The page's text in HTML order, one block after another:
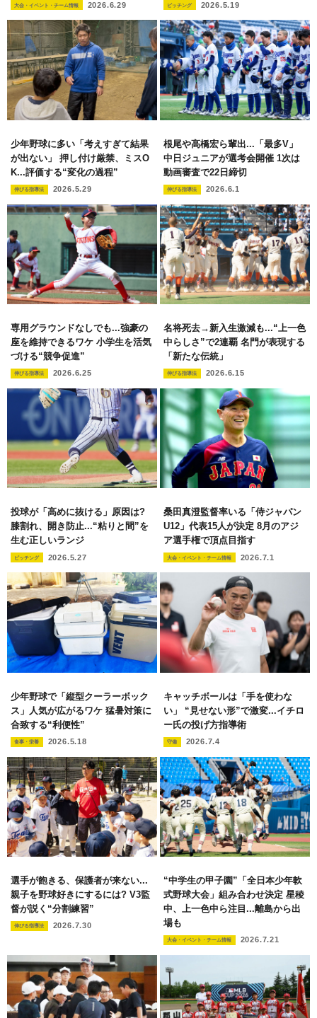
大会・イベント・チーム情報 2026.6.29 ピッチング 2026.5.19
少年野球に多い「考えすぎて結果
が出ない」 押し付け厳禁、ミスO
K...評価する“変化の過程”
伸びる指導法 2026.5.29
根尾や高橋宏ら輩出...「最多V」
中日ジュニアが選考会開催 1次は
動画審査で22日締切
伸びる指導法 2026.6.1
専用グラウンドなしでも...強豪の
座を維持できるワケ 小学生を活気
づける“競争促進”
伸びる指導法 2026.6.25
名将死去→新入生激減も...“上一色
中らしさ”で2連覇 名門が表現する
「新たな伝統」
伸びる指導法 2026.6.15
投球が「高めに抜ける」原因は?
膝割れ、開き防止...“粘りと間”を
生む正しいランジ
ピッチング 2026.5.27
桑田真澄監督率いる「侍ジャパン
U12」代表15人が決定 8月のアジ
ア選手権で頂点目指す
大会・イベント・チーム情報 2026.7.1
少年野球で「縦型クーラーボック
ス」人気が広がるワケ 猛暑対策に
合致する“利便性”
食事・栄養 2026.5.18
キャッチボールは「手を使わな
い」 “見せない形”で激変...イチロ
ー氏の投げ方指導術
守備 2026.7.4
選手が飽きる、保護者が来ない...
親子を野球好きにするには? V3監
督が説く“分割練習”
伸びる指導法 2026.7.30
“中学生の甲子園”「全日本少年軟
式野球大会」組み合わせ決定 星稜
中、上一色中ら注目...離島から出
場も
大会・イベント・チーム情報 2026.7.21